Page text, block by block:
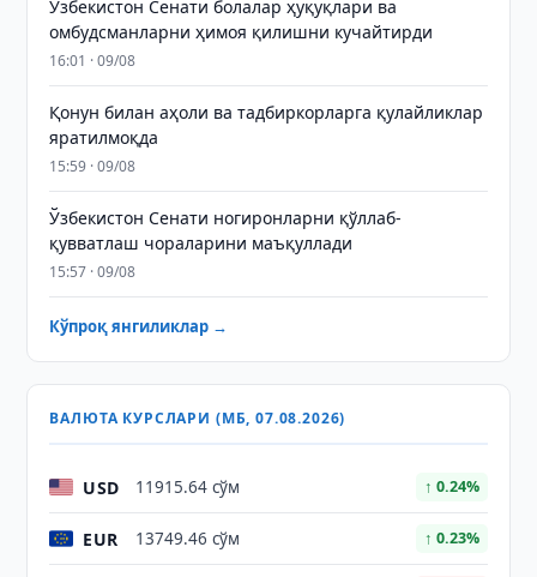
Ўзбекистон Сенати болалар ҳуқуқлари ва
омбудсманларни ҳимоя қилишни кучайтирди
16:01 · 09/08
Қонун билан аҳоли ва тадбиркорларга қулайликлар
яратилмоқда
15:59 · 09/08
Ўзбекистон Сенати ногиронларни қўллаб-
қувватлаш чораларини маъқуллади
15:57 · 09/08
Кўпроқ янгиликлар →
ВАЛЮТА КУРСЛАРИ (МБ, 07.08.2026)
USD 11915.64 сўм ↑ 0.24%
EUR 13749.46 сўм ↑ 0.23%